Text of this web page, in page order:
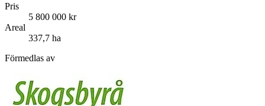
Pris
5 800 000 kr
Areal
337,7 ha
Förmedlas av